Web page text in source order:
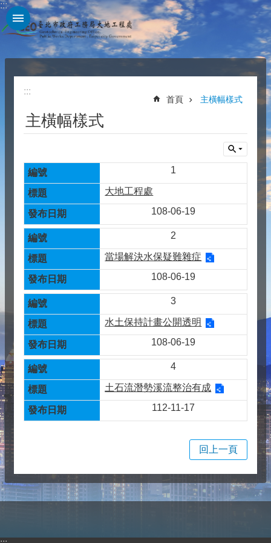
跳到主要內容區塊
:::
:::
首頁 主橫幅樣式
主橫幅樣式
1
大地工程處
108-06-19
2
當場解決水保疑難雜症
108-06-19
3
水土保持計畫公開透明
108-06-19
4
土石流潛勢溪流整治有成
112-11-17
回上一頁